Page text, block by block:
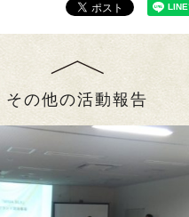
その他の活動報告